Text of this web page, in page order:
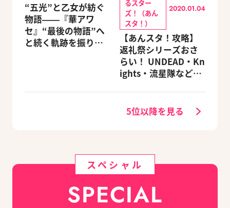
“五光”と乙女が紡ぐ
物語――『華アワ
セ』“最後の物語”へ
と続く軌跡を振り返
るスター
ズ！（あん
スタ！）
2020.01.04
【あんスタ！攻略】
返礼祭シリーズおさ
らい！ UNDEAD・Kn
ights・流星隊など、
5位以降を見る
スペシャル
SPECIAL